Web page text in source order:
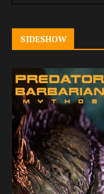
SIDESHOW